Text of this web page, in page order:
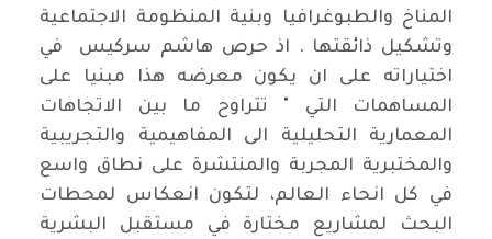
المناخ والطبوغرافيا وبنية المنظومة الاجتماعية
وتشكيل ذائقتها . اذ حرص هاشم سركيس في
اختياراته على ان يكون معرضه هذا مبنيا على
المساهمات التي " تتراوح ما بين الاتجاهات
المعمارية التحليلية الى المفاهيمية والتجريبية
والمختبرية المجربة والمنتشرة على نطاق واسع
في كل انحاء العالم، لتكون انعكاس لمحطات
البحث لمشاريع مختارة في مستقبل البشرية